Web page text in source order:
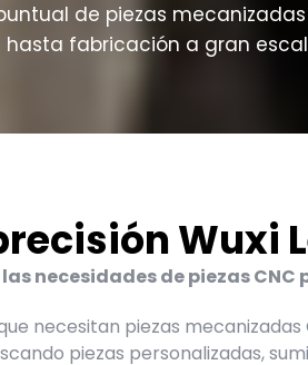
de piezas
fabricación a gran
Wuxi
necesidades de piezas CNC
necesitan piezas mecanizadas
piezas personalizadas,